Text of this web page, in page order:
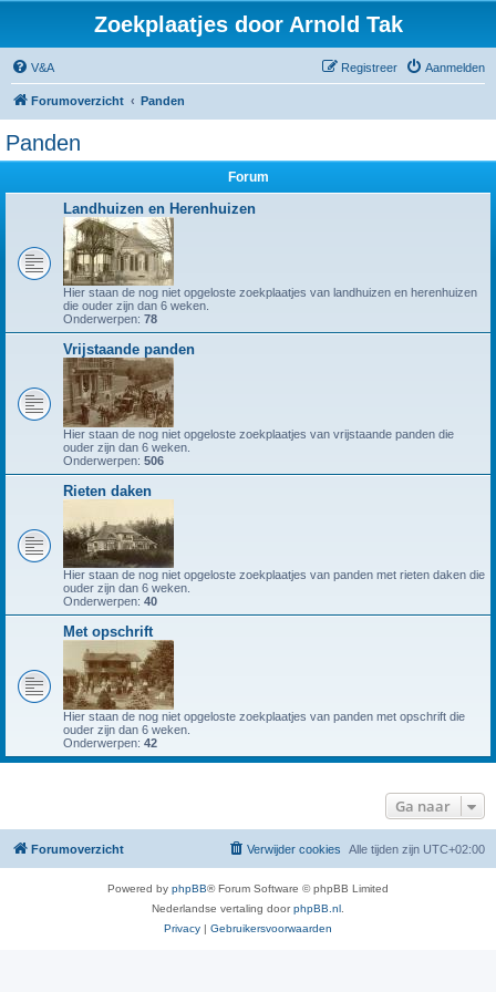
Zoekplaatjes door Arnold Tak
V&A Aanmelden
Registreer
Forumoverzicht Panden
Panden
Forum
Landhuizen en Herenhuizen
Hier staan de nog niet opgeloste zoekplaatjes van landhuizen en herenhuizen
die ouder zijn dan 6 weken.
Onderwerpen: 78
Vrijstaande panden
Hier staan de nog niet opgeloste zoekplaatjes van vrijstaande panden die
ouder zijn dan 6 weken.
Onderwerpen: 506
Rieten daken
Hier staan de nog niet opgeloste zoekplaatjes van panden met rieten daken die
ouder zijn dan 6 weken.
Onderwerpen: 40
Met opschrift
Hier staan de nog niet opgeloste zoekplaatjes van panden met opschrift die
ouder zijn dan 6 weken.
Onderwerpen: 42
Ga naar
Forumoverzicht Alle tijden zijn UTC+02:00
Verwijder cookies
Powered by phpBB® Forum Software © phpBB Limited
Nederlandse vertaling doorphpBB.nl
Privacy | Gebruikersvoorwaarden